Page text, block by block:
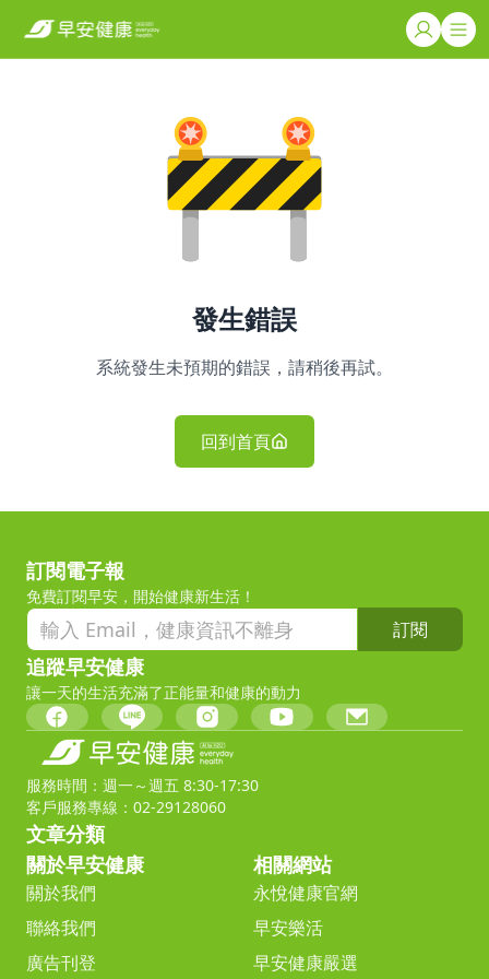
發生錯誤
系統發生未預期的錯誤，請稍後再試。
回到首頁
訂閱電子報
免費訂閱早安，開始健康新生活！
訂閱
追蹤早安健康
讓一天的生活充滿了正能量和健康的動力
服務時間：週一～週五 8:30-17:30
客戶服務專線：02-29128060
文章分類
關於早安健康
關於我們
聯絡我們
廣告刊登
相關網站
永悅健康官網
早安樂活
早安健康嚴選